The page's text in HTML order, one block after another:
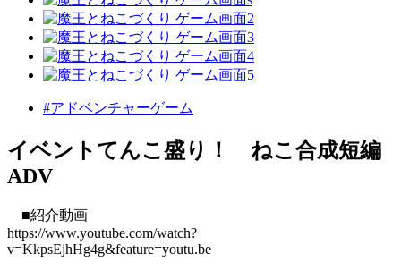
#アドベンチャーゲーム
イベントてんこ盛り！ ねこ合成短編
ADV
■紹介動画
https://www.youtube.com/watch?
v=KkpsEjhHg4g&feature=youtu.be